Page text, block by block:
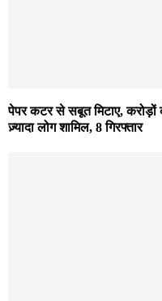
पेपर कटर से सबूत मिटाए,
ज़्यादा लोग शामिल, 8 गिरफ्तार